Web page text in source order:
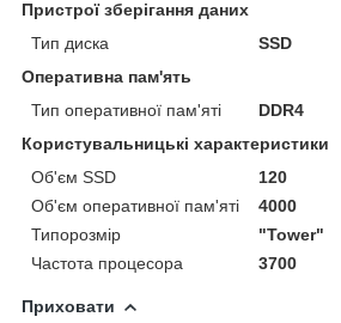
Пристрої зберігання даних
Тип диска
SSD
Оперативна пам'ять
Тип оперативної пам'яті
DDR4
Користувальницькі характеристики
Об'єм SSD
120
Об'єм оперативної пам'яті
4000
Типорозмір
"Tower"
Частота процесора
3700
Приховати